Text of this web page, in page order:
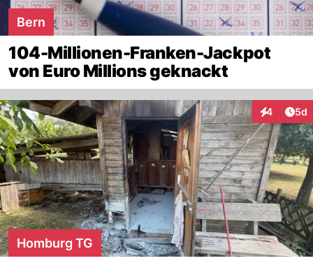
Bern
104-Millionen-Franken-Jackpot
von Euro Millions geknackt
4 5d
Homburg TG